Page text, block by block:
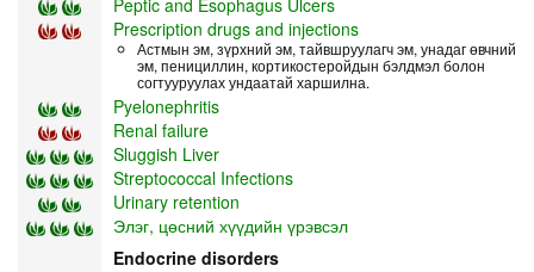
Prescription drugs and injections
Астмын эм, зүрхний эм, тайвшруулагч эм, унадаг өвчний
эм, пенициллин, кортикостеройдын бэлдмэл болон
согтууруулах ундаатай харшилна.
Pyelonephritis
Renal failure
Sluggish Liver
Streptococcal Infections
Urinary retention
Элэг, цөсний хүүдийн үрэвсэл
Endocrine disorders